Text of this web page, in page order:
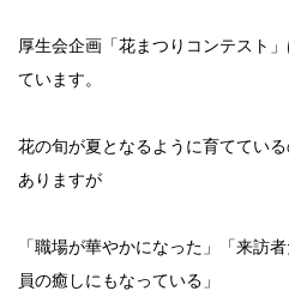
厚生会企画「花まつりコンテスト
ています。
花の旬が夏となるように育ててい
ありますが
「職場が華やかになった」「来訪
員の癒しにもなっている」